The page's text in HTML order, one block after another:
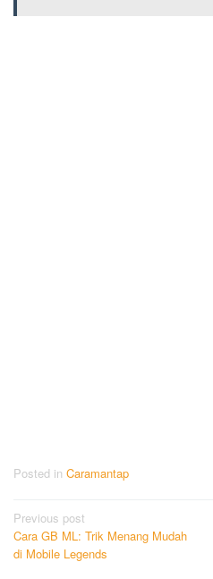
Posted in Caramantap
Post
navigation
Previous post
Cara GB ML: Trik Menang Mudah
di Mobile Legends